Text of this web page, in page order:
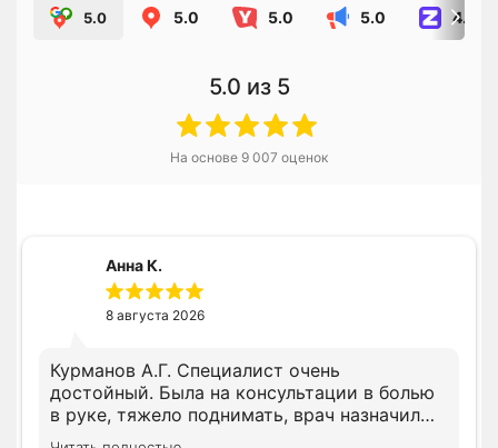
5.0 5.0 5.0 5.0 4.8
5.0 из 5
На основе 9 007 оценок
Анна К.
8 августа 2026
Курманов А.Г. Специалист очень
достойный. Была на консультации в болью
в руке, тяжело поднимать, врач назначил
все необходимое лечение сразу, просил